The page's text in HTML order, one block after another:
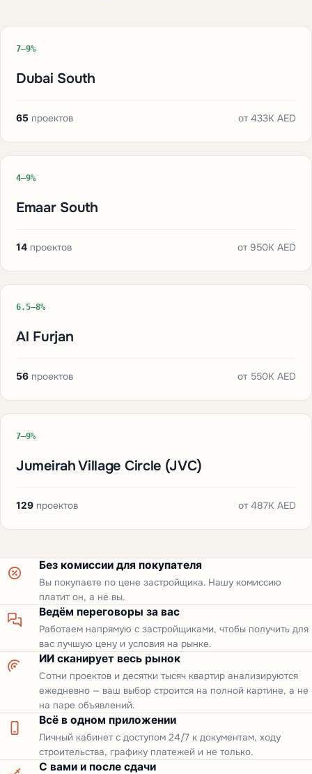
7–9%
Dubai South
65 проектов от433K AED
4–9%
Emaar South
14 проектов от950K AED
6.5–8%
Al Furjan
56 проектов от 550K AED
7–9%
Jumeirah Village Circle (JVC)
129 проектов от487K AED
Без комиссии для покупателя
Вы покупаете по цене застройщика. Нашу комиссию
платит он, а не вы.
Ведём переговоры за вас
Работаем напрямую с застройщиками, чтобы получить для
вас лучшую цену и условия на рынке.
ИИ сканирует весь рынок
Сотни проектов и десятки тысяч квартир анализируются
ежедневно — ваш выбор строится на полной картине, а не
на паре объявлений.
Всё в одном приложении
Личный кабинет с доступом 24/7 к документам, ходу
строительства, графику платежей и не только.
С вами и после сдачи